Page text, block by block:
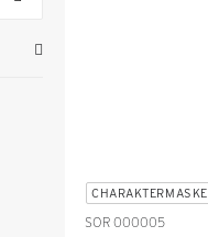
CHARAKTERMASKE
SOR 000005